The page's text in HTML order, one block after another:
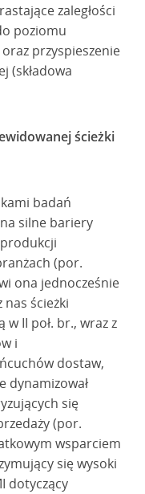
zaległości
poziomu
przyspieszenie
(składowa
ścieżki
badań
silne bariery
(por.
ona jednocześnie
ścieżki
II poł. br., wraz z
i
dostaw,
dynamizował
się
(por.
wsparciem
się wysoki
dotyczący